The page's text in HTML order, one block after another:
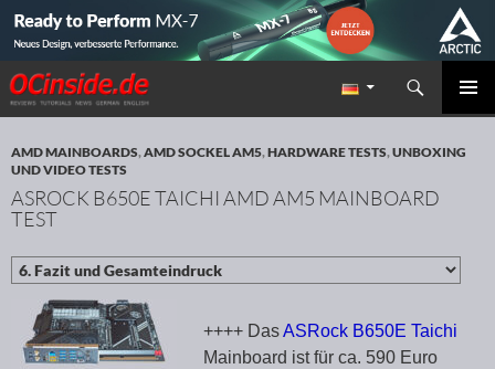
Redaktion ocinside.de PC Hardware Portal
Suchen
ZUM INHALT SPRINGEN
AMD MAINBOARDS,AMD SOCKEL AM5,HARDWARE TESTS,UNBOXING
UND VIDEO TESTS
ASROCK B650E TAICHI AMD AM5 MAINBOARD
TEST
++++ DasASRock B650E Taichi
Mainboard ist für ca. 590 Euro